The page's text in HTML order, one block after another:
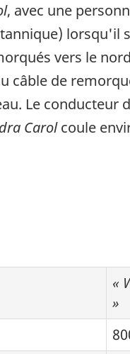
, avec une
lorsqu'il
vers le
câble de
Le conducteur
Carolcoule
«
»